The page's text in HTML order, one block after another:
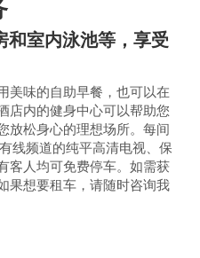
室内泳池等，享受
美味的自助早餐，也可以在
店内的健身中心可以帮助您
放松身心的理想场所。每间
线频道的纯平高清电视、保
客人均可免费停车。如需获
果想要租车，请随时咨询我